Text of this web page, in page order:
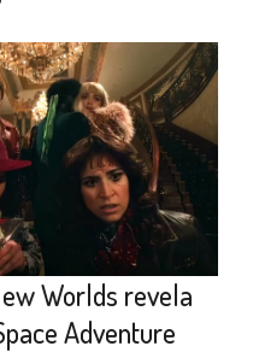
Worlds revela
Adventure